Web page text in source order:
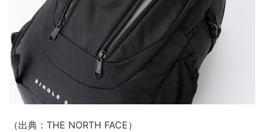
（出典：THE NORTH FACE）